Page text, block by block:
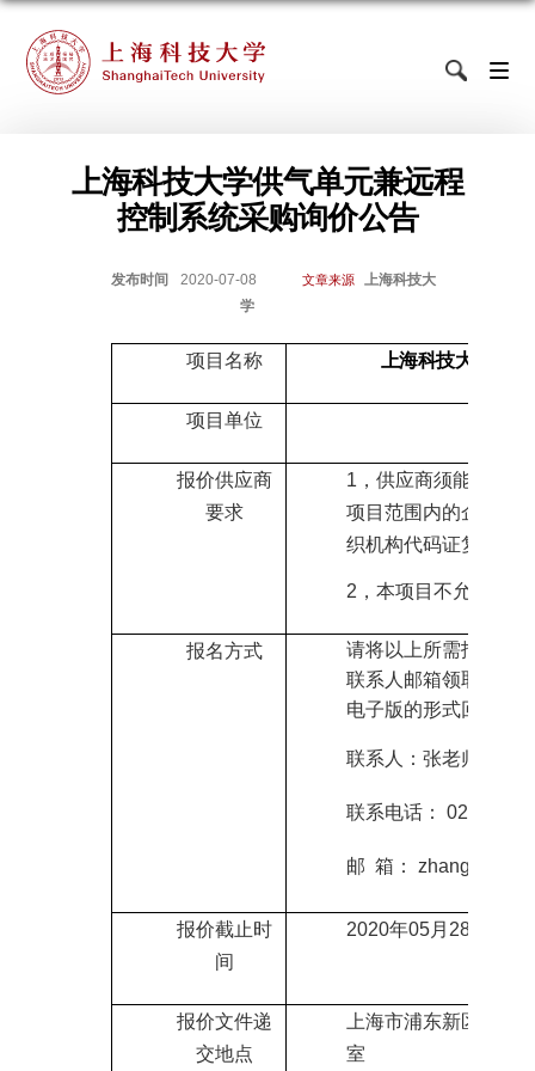
上海科技大学供气单元兼远程
控制系统采购询价公告
发布时间 2020-07-08 文章来源
上海科技大
学
项目名称 上海科技大学
项目单位
报价供应商
要求
1 ，供应商须能独立
项目范围内的企业法
织机构代码证复印件
2 ， 本项目不允许联合
报名方式
请将以上所需报名资
联系人邮箱领取本次
电子版的形式回复至
联系人： 张老师
联系电话： 021-
邮 箱：
报价截止时
间
2020年05月 28
报价文件递
交地点
上海市浦东新区华夏
室